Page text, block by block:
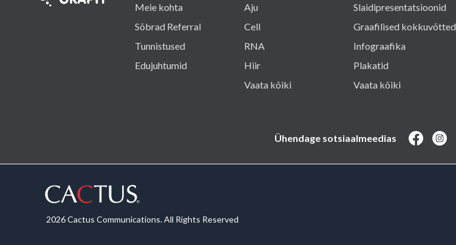
Meie kohta
Sõbrad Referral
Tunnistused
Edujuhtumid
Aju
Cell
RNA
Hiir
Vaata kõiki
Slaidipresentatsioonid
Graafilised kokkuvõtted
Infograafika
Plakatid
Vaata kõiki
Ühendage sotsiaalmeedias
2026 Cactus Communications. All Rights Reserved